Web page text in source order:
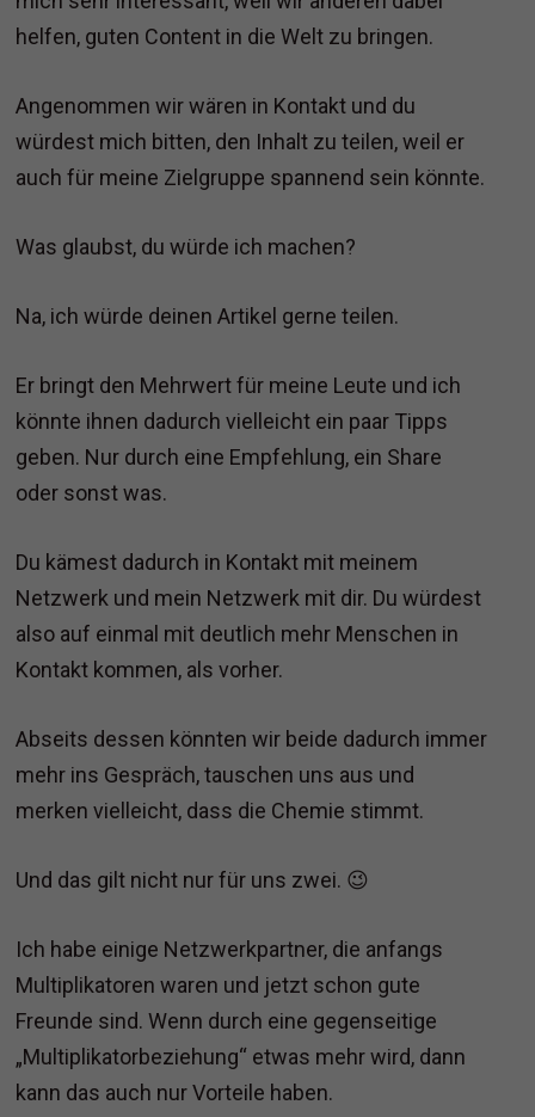
helfen, guten Content in die Welt zu bringen.
Angenommen wir wären in Kontakt und du
würdest mich bitten, den Inhalt zu teilen, weil er
auch für meine Zielgruppe spannend sein könnte.
Was glaubst, du würde ich machen?
Na, ich würde deinen Artikel gerne teilen.
Er bringt den Mehrwert für meine Leute und ich
könnte ihnen dadurch vielleicht ein paar Tipps
geben. Nur durch eine Empfehlung, ein Share
oder sonst was.
Du kämest dadurch in Kontakt mit meinem
Netzwerk und mein Netzwerk mit dir. Du würdest
also auf einmal mit deutlich mehr Menschen in
Kontakt kommen, als vorher.
Abseits dessen könnten wir beide dadurch immer
mehr ins Gespräch, tauschen uns aus und
merken vielleicht, dass die Chemie stimmt.
Und das gilt nicht nur für uns zwei. 😉
Ich habe einige Netzwerkpartner, die anfangs
Multiplikatoren waren und jetzt schon gute
Freunde sind. Wenn durch eine gegenseitige
„Multiplikatorbeziehung“ etwas mehr wird, dann
kann das auch nur Vorteile haben.